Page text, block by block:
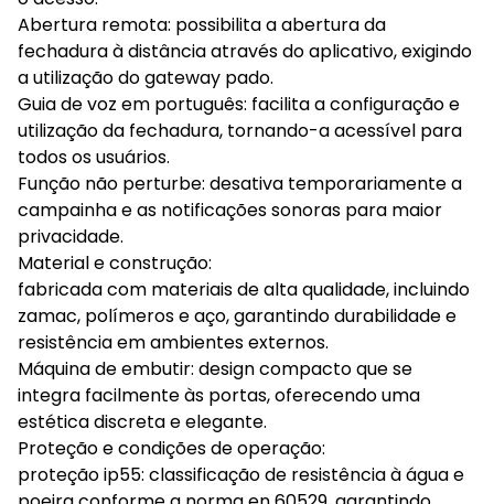
Abertura remota: possibilita a abertura da
fechadura à distância através do aplicativo, exigindo
a utilização do gateway pado.
Guia de voz em português: facilita a configuração e
utilização da fechadura, tornando-a acessível para
todos os usuários.
Função não perturbe: desativa temporariamente a
campainha e as notificações sonoras para maior
privacidade.
Material e construção:
fabricada com materiais de alta qualidade, incluindo
zamac, polímeros e aço, garantindo durabilidade e
resistência em ambientes externos.
Máquina de embutir: design compacto que se
integra facilmente às portas, oferecendo uma
estética discreta e elegante.
Proteção e condições de operação:
proteção ip55: classificação de resistência à água e